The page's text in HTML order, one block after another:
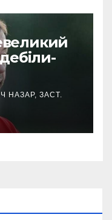
НАЗАР, ЗАСТ.